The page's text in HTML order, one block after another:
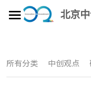
北京
所有博客分类
“双碳”解决方案
所有分类 中创观点